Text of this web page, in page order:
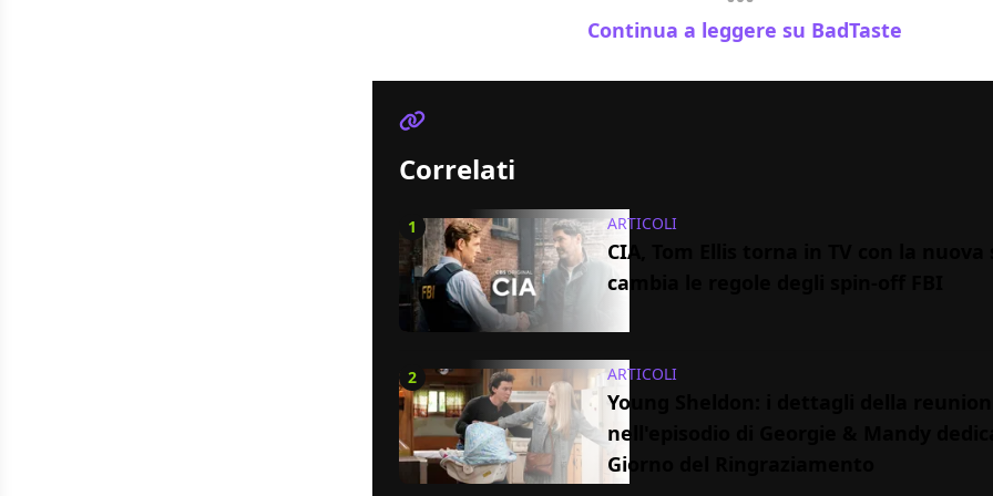
Continua a leggere su BadTaste
Correlati
1 ARTICOLI
CIA, Tom Ellis torna in TV con la nuova
cambia le regole degli spin-off FBI
2 ARTICOLI
Young Sheldon: i dettagli della reunion
nell'episodio di Georgie & Mandy
Giorno del Ringraziamento